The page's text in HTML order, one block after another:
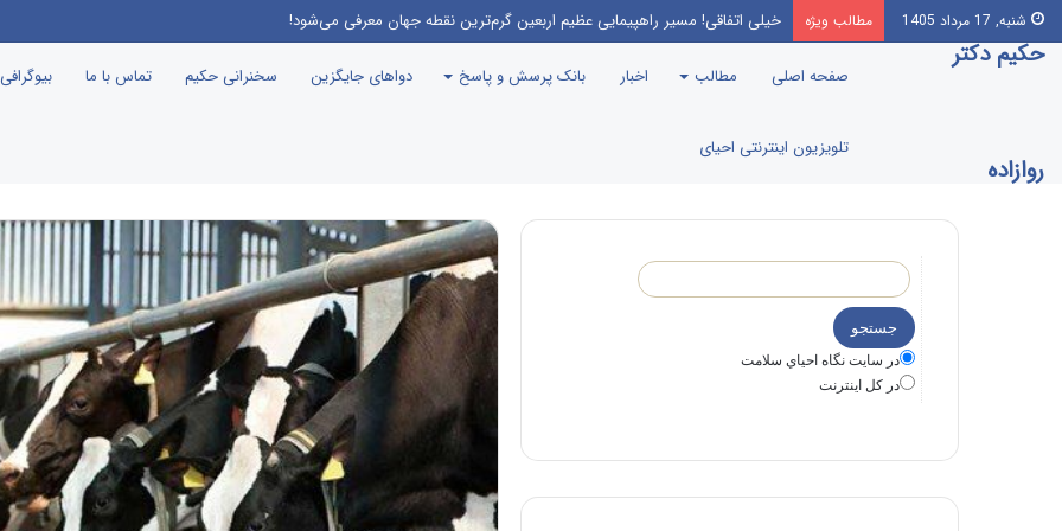
شنبه, 17 مرداد 1405 مطالب ویژه این‌که مرندی رو بیارن صدا‌ و سیما، برنامه جوانی جمعیت، درست مثل این می‌مونه که صدام رو دعوت کنن راهیان نور!
حکیم دکتر
روازاده
صفحه اصلی مطالب اخبار بانک پرسش و پاسخ دواهای جایگزین سخنرانی حکیم تماس با ما
تلویزیون اینترنتی احیای
در سايت نگاه احياي سلامت
در كل اينترنت